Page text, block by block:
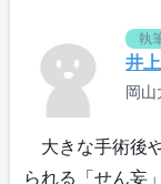
執
井
岡
大きな手術後
られる「せん妄